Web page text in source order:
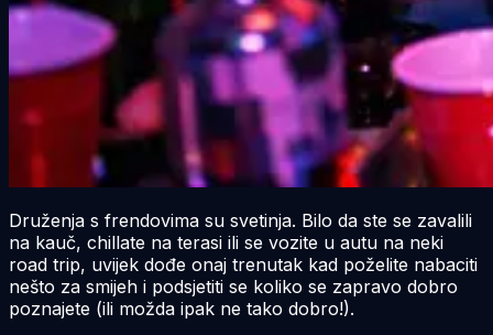
Druženja s frendovima su svetinja. Bilo da ste se zavalili
na kauč, chillate na terasi ili se vozite u autu na neki
road trip, uvijek dođe onaj trenutak kad poželite nabaciti
nešto za smijeh i podsjetiti se koliko se zapravo dobro
poznajete (ili možda ipak ne tako dobro!).